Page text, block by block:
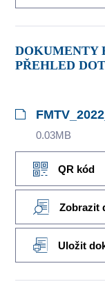
DOKUMENTY KE STAŽENÍ ZE SLOŽKY
PŘEHLED
0.03MB
QR kód
Zobrazit
Uložit